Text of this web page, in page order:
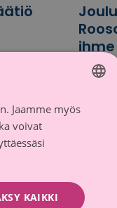
ihme
Arvioitu
2,10 €
FINNISH
Jaamme myös
voivat
KAIKKI